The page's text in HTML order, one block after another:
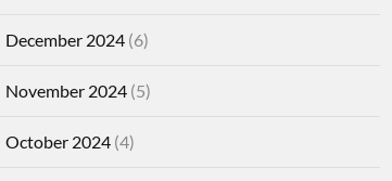
December 2024(6)
November 2024(5)
October 2024(4)